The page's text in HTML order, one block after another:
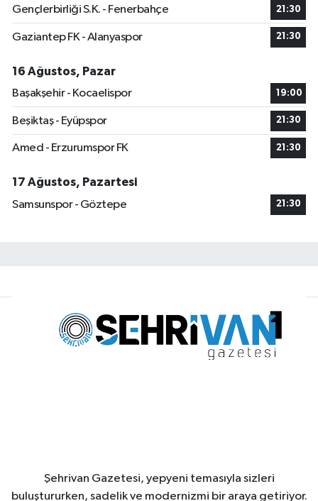
Gençlerbirliği S.K. - Fenerbahçe 21:30
Gaziantep FK - Alanyaspor 21:30
16 Ağustos, Pazar
Başakşehir - Kocaelispor
19:00
Beşiktaş - Eyüpspor 21:30
Amed - Erzurumspor FK 21:30
17 Ağustos, Pazartesi
Samsunspor - Göztepe
21:30
Şehrivan Gazetesi, yepyeni temasıyla sizleri
buluştururken, sadelik ve modernizmi bir araya getiriyor.